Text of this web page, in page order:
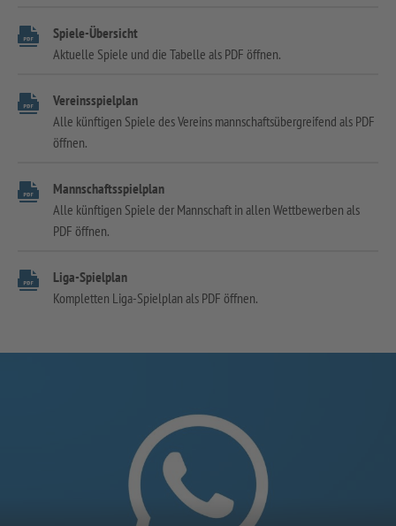
Spiele-Übersicht
Aktuelle Spiele und die Tabelle als PDF öffnen.
Vereinsspielplan
Alle künftigen Spiele des Vereins mannschaftsübergreifend als PDF
öffnen.
Mannschaftsspielplan
Alle künftigen Spiele der Mannschaft in allen Wettbewerben als
PDF öffnen.
Liga-Spielplan
Kompletten Liga-Spielplan als PDF öffnen.